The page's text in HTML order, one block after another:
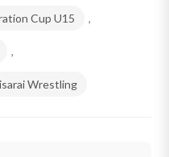
Cup U15 ,
,
Wrestling